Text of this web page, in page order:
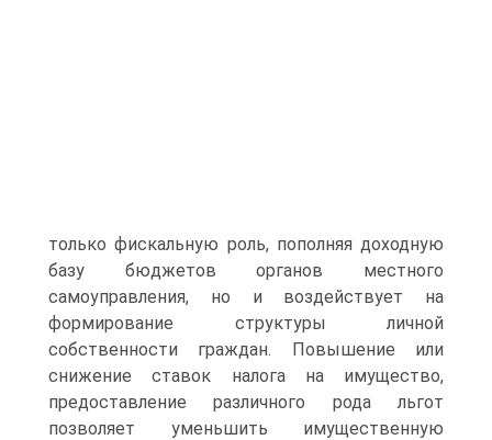
только фискальную роль, пополняя доходную
базу бюджетов органов местного
самоуправления, но и воздействует на
формирование структуры личной
собственности граждан. Повышение или
снижение ставок налога на имущество,
предоставление различного рода льгот
позволяет уменьшить имущественную